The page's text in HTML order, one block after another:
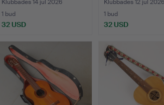
Klubbades 14 jul 2026
1 bud
32 USD
Klubbades 12 jul 2026
1 bud
32 USD